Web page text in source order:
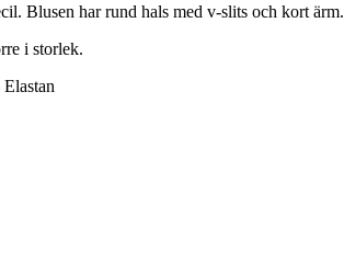
Blusen har rund hals med v-slits och kort ärm.
i storlek.